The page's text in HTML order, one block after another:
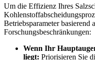
Um die Effizienz Ihres
Betriebsparameter basierend
Forschungsbeschränkungen:
Wenn Ihr
liegt: Priorisieren Sie